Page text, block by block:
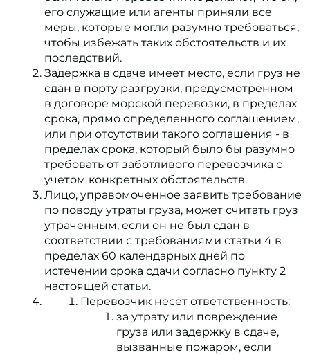
его служащие или агенты приняли все
меры, которые могли разумно требоваться,
чтобы избежать таких обстоятельств и их
последствий.
Задержка в сдаче имеет место, если груз не
сдан в порту разгрузки, предусмотренном
в договоре морской перевозки, в пределах
срока, прямо определенного соглашением,
или при отсутствии такого соглашения - в
пределах срока, который было бы разумно
требовать от заботливого перевозчика с
учетом конкретных обстоятельств.
Лицо, управомоченное заявить требование
по поводу утраты груза, может считать груз
утраченным, если он не был сдан в
соответствии с требованиями статьи 4 в
пределах 60 календарных дней по
истечении срока сдачи согласно пункту 2
настоящей статьи.
Перевозчик несет ответственность:
за утрату или повреждение
груза или задержку в сдаче,
вызванные пожаром, если